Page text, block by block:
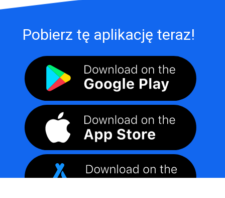
Pobierz tę aplikację teraz!